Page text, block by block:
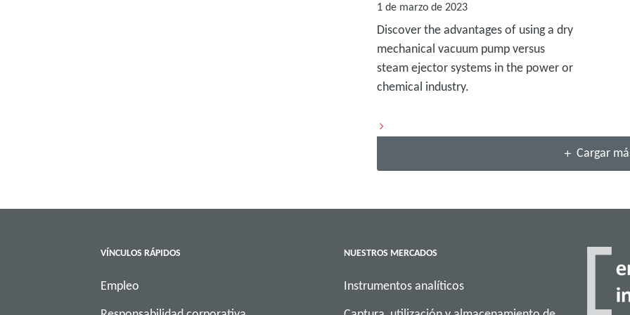
1 de marzo de 2023
Discover the advantages of using a dry
mechanical vacuum pump versus
steam ejector systems in the power or
chemical industry.
Cargar
VÍNCULOS RÁPIDOS
Empleo
NUESTROS MERCADOS
Instrumentos analíticos